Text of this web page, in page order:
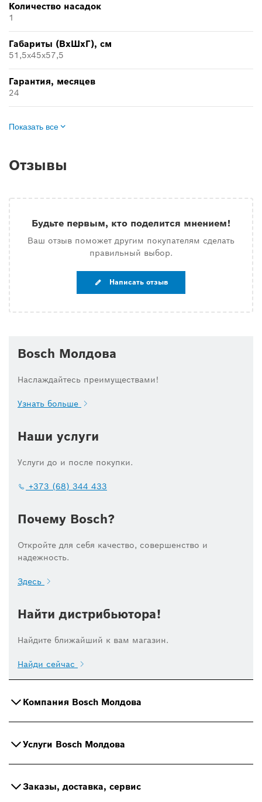
Количество насадок
1
Габариты (ВхШхГ), см
51,5x45x57,5
Гарантия, месяцев
24
Показать все
Отзывы
Будьте первым, кто поделится мнением!
Ваш отзыв поможет другим покупателям сделать
правильный выбор.
Написать отзыв
Bosch Молдова
Наслаждайтесь преимуществами!
Узнать больше
Наши услуги
Услуги до и после покупки.
+373 (68) 344 433
Почему Bosch?
Откройте для себя качество, совершенство и
надежность.
Здесь
Найти дистрибьютора!
Найдите ближайший к вам магазин.
Найди сейчас
Компания Bosch Молдова
Услуги Bosch Молдова
Заказы, доставка, сервис